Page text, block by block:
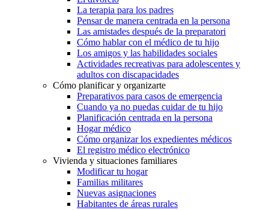
La terapia para los padres
Pensar de manera centrada en la persona
Las amistades después de la preparatori
Cómo hablar con el médico de tu hijo
Los amigos y las habilidades sociales
Actividades recreativas para adolescentes y
adultos con discapacidades
Cómo planificar y organizarte
Preparativos para casos de emergencia
Cuando ya no puedas cuidar de tu hijo
Planificación centrada en la persona
Hogar médico
Cómo organizar los expedientes médicos
El registro médico electrónico
Vivienda y situaciones familiares
Modificar tu hogar
Familias militares
Nuevas asignaciones
Habitantes de áreas rurales